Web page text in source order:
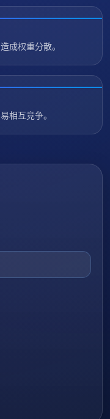
成权重分散。
相互竞争。